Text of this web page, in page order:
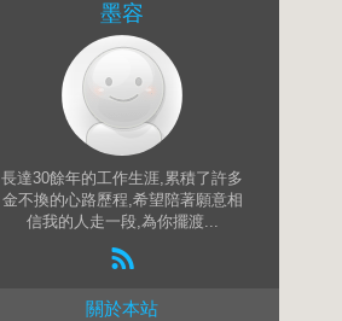
墨容
長達30餘年的工作生涯,累積了許多
金不換的心路歷程,希望陪著願意相
信我的人走一段,為你擺渡...
關於本站